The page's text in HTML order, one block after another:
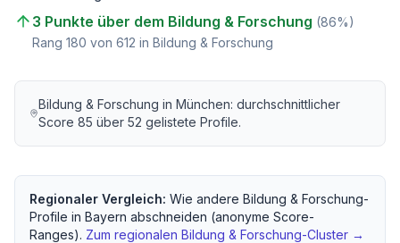
3 Punkte über dem Bildung & Forschung (86%)
Rang 180 von 612 in Bildung & Forschung
Bildung & Forschung inMünchen: durchschnittlicher
Score85 über52 gelistete Profile.
Regionaler Vergleich: Wie andere Bildung & Forschung-
Profile in Bayern abschneiden (anonyme Score-
Ranges). Zum regionalen Bildung & Forschung-Cluster →